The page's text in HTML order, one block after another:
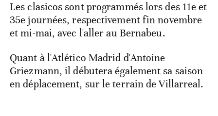
Les clasicos sont programmés lors des 11e et
35e journées, respectivement fin novembre
et mi-mai, avec l'aller au Bernabeu.
Quant à l'Atlético Madrid d'Antoine
Griezmann, il débutera également sa saison
en déplacement, sur le terrain de Villarreal.